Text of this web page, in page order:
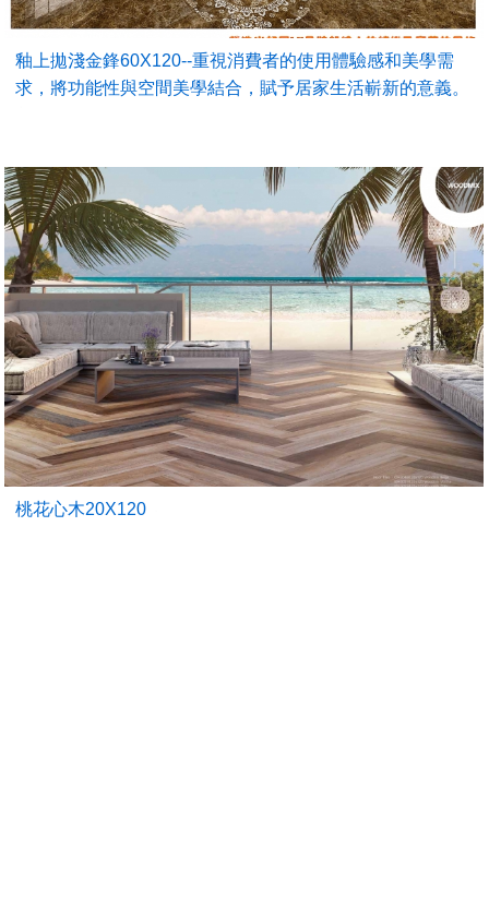
釉上拋淺金鋒60X120--重視消費者的使用體驗感和美學需
求，將功能性與空間美學結合，賦予居家生活嶄新的意義。
桃花心木20X120